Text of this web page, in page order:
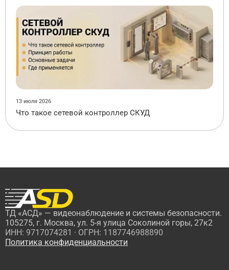
13 июля 2026
Что такое сетевой контроллер СКУД
ТД «АСД» — видеонаблюдение и системы безопасности.
105275, г. Москва, ул. 5-я улица Соколиной горы, 27к2
ИНН: 9717074281 · ОГРН: 1187746988890
Политика конфиденциальности